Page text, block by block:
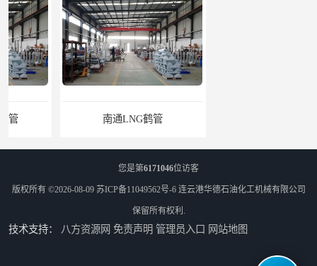
南通LNG鹤管
您是第6171046位访客
版权所有 ©2026-08-09 苏ICP备11049562号-6 连云港华德石油化工机械有限公司
保留所有权利.
技术支持： 八方资源网 免责声明 管理员入口 网站地图